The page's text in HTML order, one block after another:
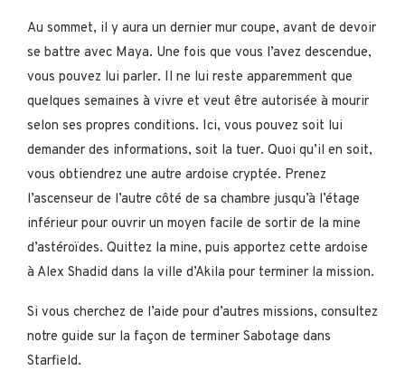
Au sommet, il y aura un dernier mur coupe, avant de devoir
se battre avec Maya. Une fois que vous l’avez descendue,
vous pouvez lui parler. Il ne lui reste apparemment que
quelques semaines à vivre et veut être autorisée à mourir
selon ses propres conditions. Ici, vous pouvez soit lui
demander des informations, soit la tuer. Quoi qu’il en soit,
vous obtiendrez une autre ardoise cryptée. Prenez
l’ascenseur de l’autre côté de sa chambre jusqu’à l’étage
inférieur pour ouvrir un moyen facile de sortir de la mine
d’astéroïdes. Quittez la mine, puis apportez cette ardoise
à Alex Shadid dans la ville d’Akila pour terminer la mission.
Si vous cherchez de l’aide pour d’autres missions, consultez
notre guide sur la façon de terminer Sabotage dans
Starfield.